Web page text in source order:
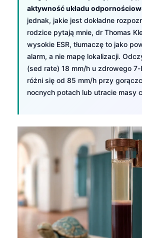
aktywność układu
jednak, jakie jest dokładne
rodzice pytają mnie, dr Thomas
wysokie ESR, tłumaczę to jako
alarm, a nie mapę lokalizacji.
(sed rate) 18 mm/h u zdrowego
różni się od 85 mm/h przy
nocnych potach lub utracie masy